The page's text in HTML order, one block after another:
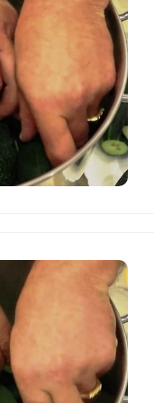
1176.6 мкг
3.6 мг
0
0